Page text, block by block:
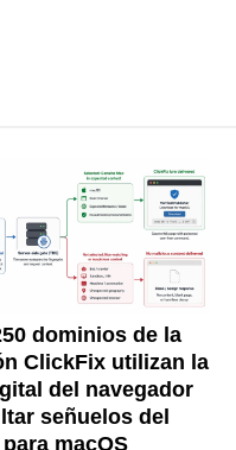
dominios de la
ClickFix utilizan la
del navegador
señuelos del
macOS